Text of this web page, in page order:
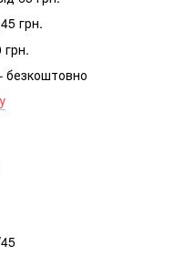
грн.
безкоштовно